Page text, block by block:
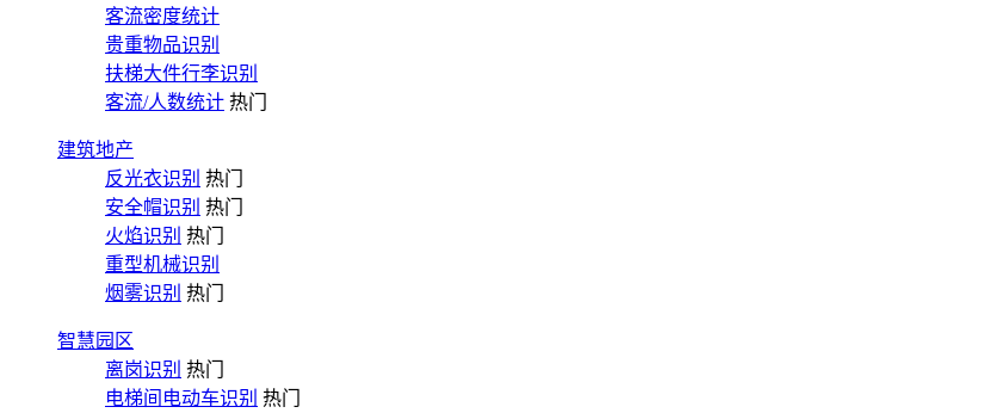
客流密度统计
贵重物品识别
扶梯大件行李识别
客流/人数统计 热门
建筑地产
反光衣识别 热门
安全帽识别 热门
火焰识别 热门
重型机械识别
烟雾识别 热门
智慧园区
离岗识别 热门
电梯间电动车识别 热门